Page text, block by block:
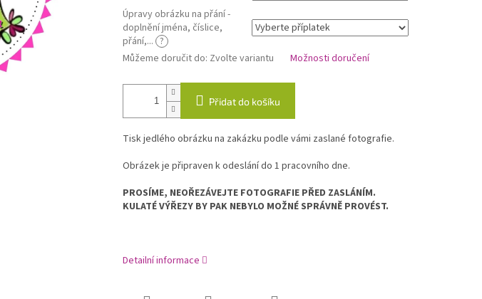
Úpravy obrázku na přání -
doplnění jména, číslice,
přání,... ?
Můžeme doručit do: Zvolte variantu Možnosti doručení
Přidat do košíku
Tisk jedlého obrázku na zakázku podle vámi zaslané fotografie.
Obrázek je připraven k odeslání do 1 pracovního dne.
PROSÍME, NEOŘEZÁVEJTE FOTOGRAFIE PŘED ZASLÁNÍM.
KULATÉ VÝŘEZY BY PAK NEBYLO MOŽNÉ SPRÁVNĚ PROVÉST.
Detailní informace